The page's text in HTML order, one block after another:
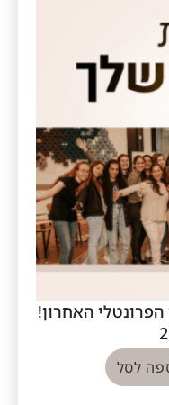
האחרון!
לסל